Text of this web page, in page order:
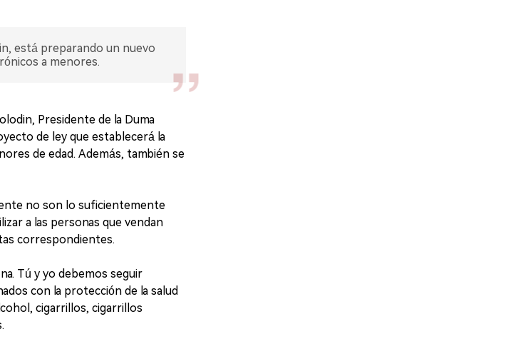
está preparando un nuevo
a menores.
Presidente de la Duma
de ley que establecerá la
de edad. Además, también se
no son lo suficientemente
a las personas que vendan
correspondientes.
Tú y yo debemos seguir
con la protección de la salud
cigarrillos, cigarrillos